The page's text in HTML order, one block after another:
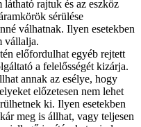
látható rajtuk és az eszköz
sérülése
válhatnak. Ilyen esetekben
vállalja.
előfordulhat egyéb rejtett
a felelősségét kizárja.
annak az esélye, hogy
előzetesen nem lehet
ki. Ilyen esetekben
meg is állhat, vagy teljesen